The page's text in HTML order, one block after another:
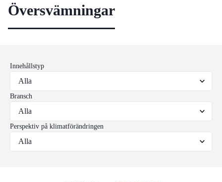
Översvämningar
Innehållstyp
Bransch
Perspektiv på klimatförändringen